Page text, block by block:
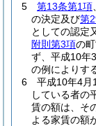
5
第13条第1項
の決定及び第
としての認定
附則第3項の
ず、平成10年
の例によりす
6
平成10年4月
している者の
賃の額は、そ
よる家賃の額